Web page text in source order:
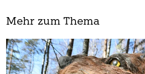
Mehr zum Thema